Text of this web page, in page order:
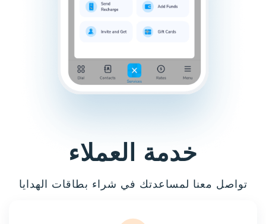
خدمة العملاء
تواصل معنا لمساعدتك في شراء بطاقات الهدايا